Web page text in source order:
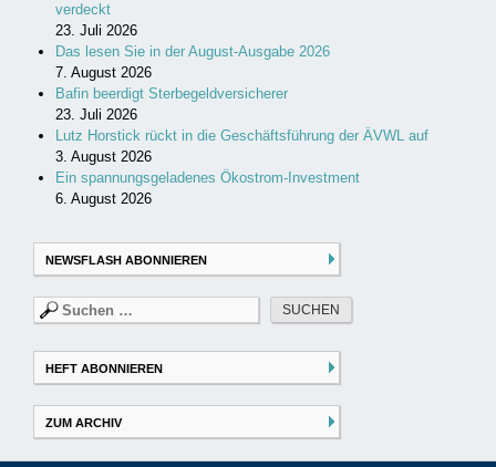
verdeckt
23. Juli 2026
Das lesen Sie in der August-Ausgabe 2026
7. August 2026
Bafin beerdigt Sterbegeldversicherer
23. Juli 2026
Lutz Horstick rückt in die Geschäftsführung der ÄVWL auf
3. August 2026
Ein spannungsgeladenes Ökostrom-Investment
6. August 2026
NEWSFLASH ABONNIEREN
Suchen
nach:
HEFT ABONNIEREN
ZUM ARCHIV